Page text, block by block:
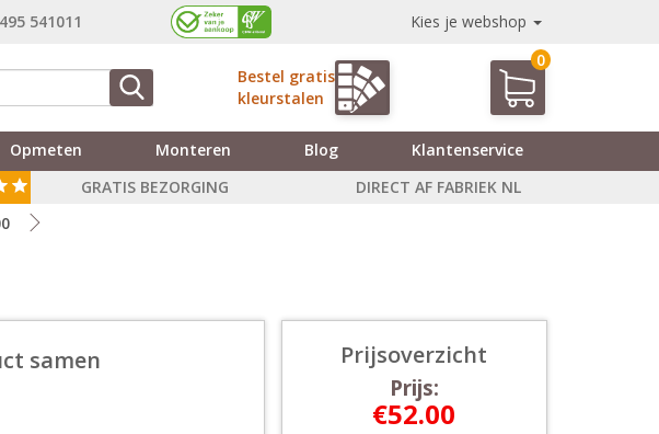
541011 Kies je webshop
Bestel gratis
kleurstalen
0
Opmeten Monteren Blog
Klantenservice
GRATIS BEZORGING
DIRECT AF FABRIEK NL
samen
Prijsoverzicht
Prijs:
€52.00